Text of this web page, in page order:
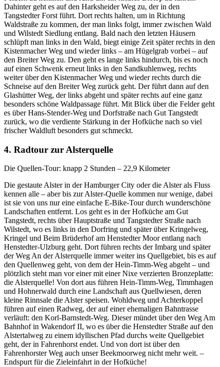
Dahinter geht es auf den Harksheider Weg zu, der in den
Tangstedter Forst führt. Dort rechts halten, um in Richtung
Waldstraße zu kommen, der man links folgt, immer zwischen Wald
und Wilstedt Siedlung entlang. Bald nach den letzten Häusern
schlüpft man links in den Wald, biegt einige Zeit später rechts in den
Kistenmacher Weg und wieder links – am Hügelgrab vorbei – auf
den Breiter Weg zu. Den geht es lange links hindurch, bis es noch
auf einen Schwenk erneut links in den Sandkuhlenweg, rechts
weiter über den Kistenmacher Weg und wieder rechts durch die
Schneise auf den Breiter Weg zurück geht. Der führt dann auf den
Glashütter Weg, der links abgeht und später rechts auf eine ganz
besonders schöne Waldpassage führt. Mit Blick über die Felder geht
es über Hans-Stender-Weg und Dorfstraße nach Gut Tangstedt
zurück, wo die verdiente Stärkung in der Hofküche nach so viel
frischer Waldluft besonders gut schmeckt.
4. Radtour zur Alsterquelle
Die Quellen-Tour: knapp 2 Stunden – 22,9 Kilometer
Die gestaute Alster in der Hamburger City oder die Alster als Fluss
kennen alle – aber bis zur Alster-Quelle kommen nur wenige, dabei
ist sie von uns nur eine einfache E-Bike-Tour durch wunderschöne
Landschaften entfernt. Los geht es in der Hofküche am Gut
Tangstedt, rechts über Hauptstraße und Tangstedter Straße nach
Wilstedt, wo es links in den Dorfring und später über Kringelweg,
Kringel und Beim Brüderhof am Henstedter Moor entlang nach
Henstedter-Ulzburg geht. Dort führen rechts der Imbarg und später
der Weg An der Alsterquelle immer weiter ins Quellgebiet, bis es auf
den Quellenweg geht, von dem der Hein-Timm-Weg abgeht – und
plötzlich steht man vor einer mit einer Nixe verzierten Bronzeplatte:
die Alsterquelle! Von dort aus führen Hein-Timm-Weg, Timmhagen
und Hohnerwald durch eine Landschaft aus Quellwiesen, deren
kleine Rinnsale die Alster speisen. Wohldweg und Achterkoppel
führen auf einen Radweg, der auf einer ehemaligen Bahntrasse
verläuft: den Korl-Barnstedt-Weg. Dieser mündet über den Weg Am
Bahnhof in Wakendorf II, wo es über die Henstedter Straße auf den
Alstertalweg zu einem idyllischen Pfad durchs weite Quellgebiet
geht, der in Fahrenhorst endet. Und von dort ist über den
Fahrenhorster Weg auch unser Beekmoorweg nicht mehr weit. –
Endspurt für die Zieleinfahrt in der Hofküche!